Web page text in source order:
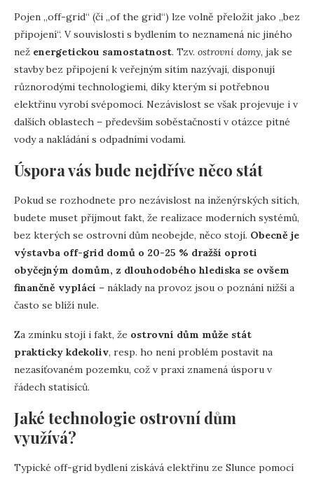
Pojen „off-grid“ (či „of the grid“) lze volně přeložit jako „bez
připojení“. V souvislosti s bydlením to neznamená nic jiného
než energetickou samostatnost. Tzv. ostrovní domy, jak se
stavby bez připojení k veřejným sítím nazývají, disponují
různorodými technologiemi, díky kterým si potřebnou
elektřinu vyrobí svépomocí. Nezávislost se však projevuje i v
dalších oblastech – především soběstačností v otázce pitné
vody a nakládání s odpadními vodami.
Úspora vás bude nejdříve něco stát
Pokud se rozhodnete pro nezávislost na inženýrských sítích,
budete muset přijmout fakt, že realizace moderních systémů,
bez kterých se ostrovní dům neobejde, něco stojí. Obecně je
výstavba off-grid domů o 20-25 % dražší oproti
obyčejným domům, z dlouhodobého hlediska se ovšem
finančně vyplácí – náklady na provoz jsou o poznání nižší a
často se blíží nule.
Za zmínku stojí i fakt, že ostrovní dům může stát
prakticky kdekoliv, resp. ho není problém postavit na
nezasíťovaném pozemku, což v praxi znamená úsporu v
řádech statisíců.
Jaké technologie ostrovní dům
využívá?
Typické off-grid bydlení získává elektřinu ze Slunce pomocí